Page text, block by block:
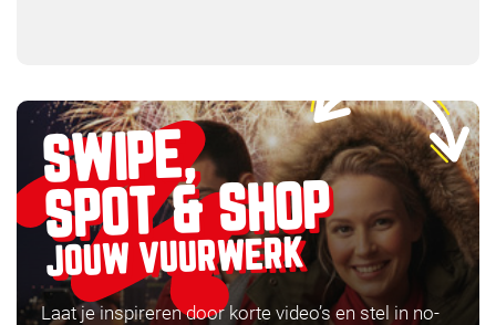
SWIPE,
SPOT & SHOP
JOUW VUURWERK
Laat je inspireren door korte video’s en stel in no-